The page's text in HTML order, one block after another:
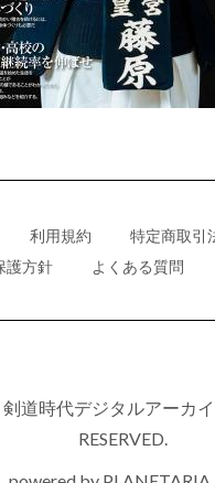
利用規約
特定商取引
護方針
よくある質問
道時代デジタルアーカ
RESERVED.